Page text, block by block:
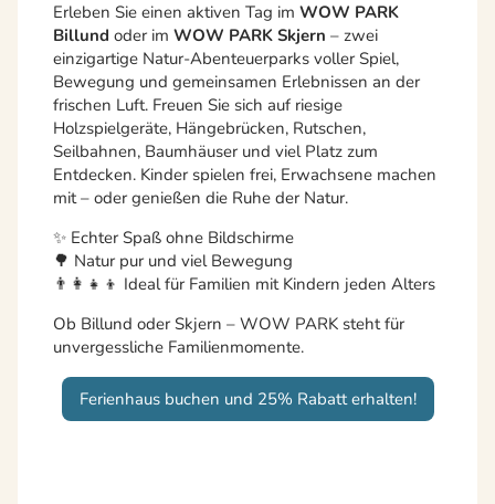
Erleben Sie einen aktiven Tag im WOW PARK
Billund oder im WOW PARK Skjern – zwei
einzigartige Natur-Abenteuerparks voller Spiel,
Bewegung und gemeinsamen Erlebnissen an der
frischen Luft. Freuen Sie sich auf riesige
Holzspielgeräte, Hängebrücken, Rutschen,
Seilbahnen, Baumhäuser und viel Platz zum
Entdecken. Kinder spielen frei, Erwachsene machen
mit – oder genießen die Ruhe der Natur.
✨ Echter Spaß ohne Bildschirme
🌳 Natur pur und viel Bewegung
👨‍👩‍👧‍👦 Ideal für Familien mit Kindern jeden Alters
Ob Billund oder Skjern – WOW PARK steht für
unvergessliche Familienmomente.
Ferienhaus buchen und 25% Rabatt erhalten!